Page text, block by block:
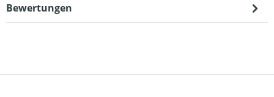
Bewertungen